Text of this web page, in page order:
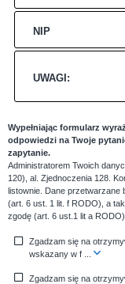
NIP
UWAGI:
Wypełniając formularz
odpowiedzi na Twoje
zapytanie.
Administratorem Twoich
120), al. Zjednoczenia 128.
listownie. Dane przetwarzane
(art. 6 ust. 1 lit. f RODO), a
zgodę (art. 6 ust.1 lit a
Zgadzam się na
wskazany w f
Zgadzam się na